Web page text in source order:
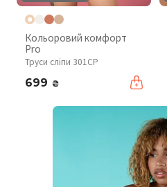
Кольоровий комфорт
Pro
Труси сліпи 301CP
699 ₴